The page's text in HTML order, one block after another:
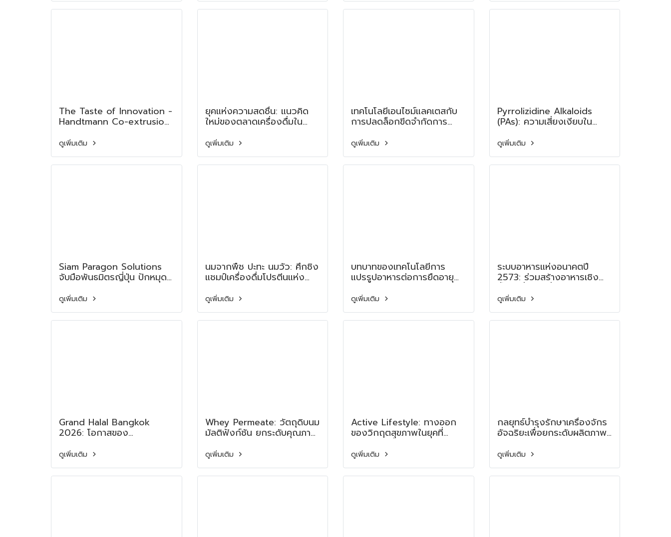
as Show Reaches New Texture in Modern Foods
The Taste of Innovation -
Handtmann Co-extrusion
ดูเพิ่มเติม
ยุคแห่งความสดชื่น: แนวคิด
ใหม่ของตลาดเครื่องดื่มใน
ดูเพิ่มเติม
เทคโนโลยีเอนไซม์แลคเตสกับ
การปลดล็อกขีดจำกัดการ
โตส Lactase Enzyme
Growth of Lactose-Free
ดูเพิ่มเติม
Pyrrolizidine Alkaloids
(PAs): ความเสี่ยงเงียบใน
Alkaloids (PAs): A Hidden
Materials
ดูเพิ่มเติม
Siam Paragon Solutions
จับมือพันธมิตรญี่ปุ่น ปักหมุด
ประเทศไทยสู่ Food
Machinery Solutions Hub
ดูเพิ่มเติม
นมจากพืช ปะทะ นมวัว: ศึกชิง
แชมป์เครื่องดื่มโปรตีนแห่ง
vs. Cows Milk:
Future Champion of
ดูเพิ่มเติม
บทบาทของเทคโนโลยีการ
แปรรูปอาหารต่อการยืดอายุ
การเก็บรักษา: จากความร้อนสู่
เทคโนโลยีสมัยใหม่ The Role
Technologies in
ดูเพิ่มเติม
ระบบอาหารแห่งอนาคตปี
2573: ร่วมสร้างอาหารเชิง
ฟื้นฟูเพื่อโลกยั่งยืน Future
of Food System 2030:
Regenerative Table
ดูเพิ่มเติม
Grand Halal Bangkok
2026: โอกาสของ
ตลาดฮาลาลพรีเมียม
ดูเพิ่มเติม
Whey Permeate: วัตถุดิบนม
มัลติฟังก์ชัน ยกระดับคุณภาพ
อาหารพร้อมความคุ้มค่า
Whey Permeate: A
Ingredient Supporting
ดูเพิ่มเติม
Active Lifestyle: ทางออก
ของวิกฤตสุขภาพในยุคที่
ร่างกายเคลื่อนไหวน้อยลง
Active Lifestyle: A Way
in an Age of Declining
ดูเพิ่มเติม
กลยุทธ์บำรุงรักษาเครื่องจักร
อัจฉริยะเพื่อยกระดับผลิตภาพ
Machine Maintenance
Productivity in the Food
ดูเพิ่มเติม